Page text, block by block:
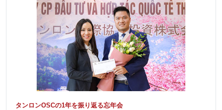
タンロンOSCの1年を振り返る忘年会